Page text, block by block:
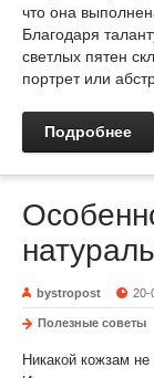
что она
Благодаря
светлых пятен
портрет или
Подробнее
bystropost 20-
Полезные советы
Никакой кожзам